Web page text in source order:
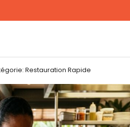
Restauration Rapide